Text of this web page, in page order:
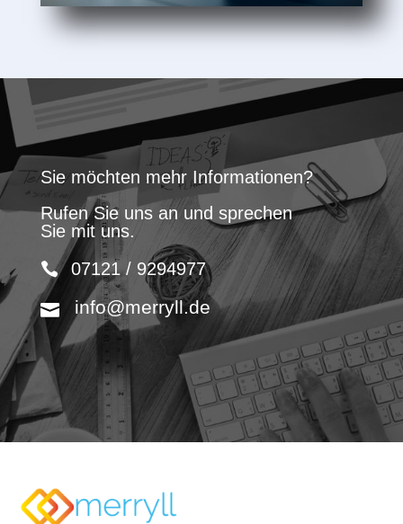
Sie möchten mehr Informationen?
Rufen Sie uns an und sprechen
Sie mit uns.
07121 / 9294977
info@merryll.de